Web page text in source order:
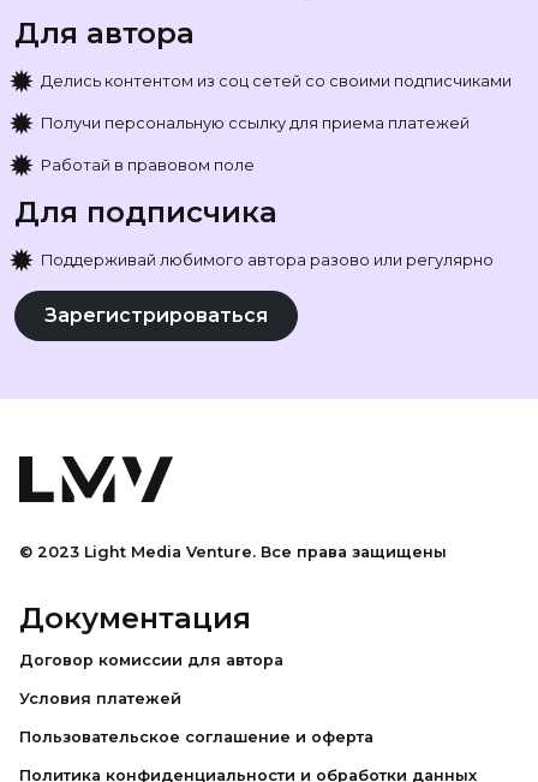
Для автора
✹ Делись контентом из соц сетей со своими подписчиками
✹ Получи персональную ссылку для приема платежей
✹ Работай в правовом поле
Для подписчика
✹ Поддерживай любимого автора разово или регулярно
Зарегистрироваться
Light Media Venture
Вы получили оплату в размере1,500₸
© 2023 Light Media Venture. Все права защищены
Документация
Договор комиссии для автора
Условия платежей
Пользовательское соглашение и оферта
Политика конфиденциальности и обработки данных